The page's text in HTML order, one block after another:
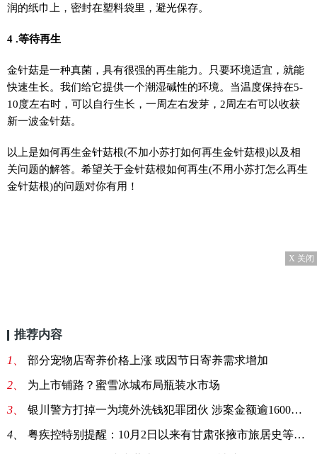
润的纸巾上，密封在塑料袋里，避光保存。
4 .等待再生
金针菇是一种真菌，具有很强的再生能力。只要环境适宜，就能
快速生长。我们给它提供一个潮湿碱性的环境。当温度保持在5-
10度左右时，可以自行生长，一周左右发芽，2周左右可以收获
新一波金针菇。
以上是如何再生金针菇根(不加小苏打如何再生金针菇根)以及相
关问题的解答。希望关于金针菇根如何再生(不用小苏打怎么再生
金针菇根)的问题对你有用！
X 关闭
推荐内容
1、 部分宠物店寄养价格上涨 或因节日寄养需求增加
2、 为上市铺路？蜜雪冰城布局瓶装水市场
3、 银川警方打掉一为境外洗钱犯罪团伙 涉案金额逾1600万元
4、 粤疾控特别提醒：10月2日以来有甘肃张掖市旅居史等4类人